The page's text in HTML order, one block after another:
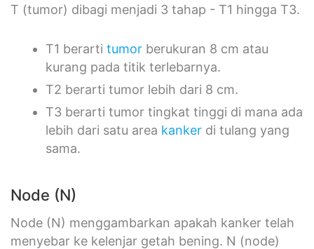
T (tumor) dibagi menjadi 3 tahap - T1 hingga T3.
T1 berarti tumor berukuran 8 cm atau
kurang pada titik terlebarnya.
T2 berarti tumor lebih dari 8 cm.
T3 berarti tumor tingkat tinggi di mana ada
lebih dari satu area kanker di tulang yang
sama.
Node (N)
Node (N) menggambarkan apakah kanker telah
menyebar ke kelenjar getah bening. N (node)